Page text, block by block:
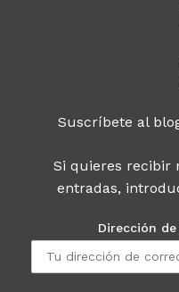
Suscríbete al
Si quieres recibir
entradas,
Dirección